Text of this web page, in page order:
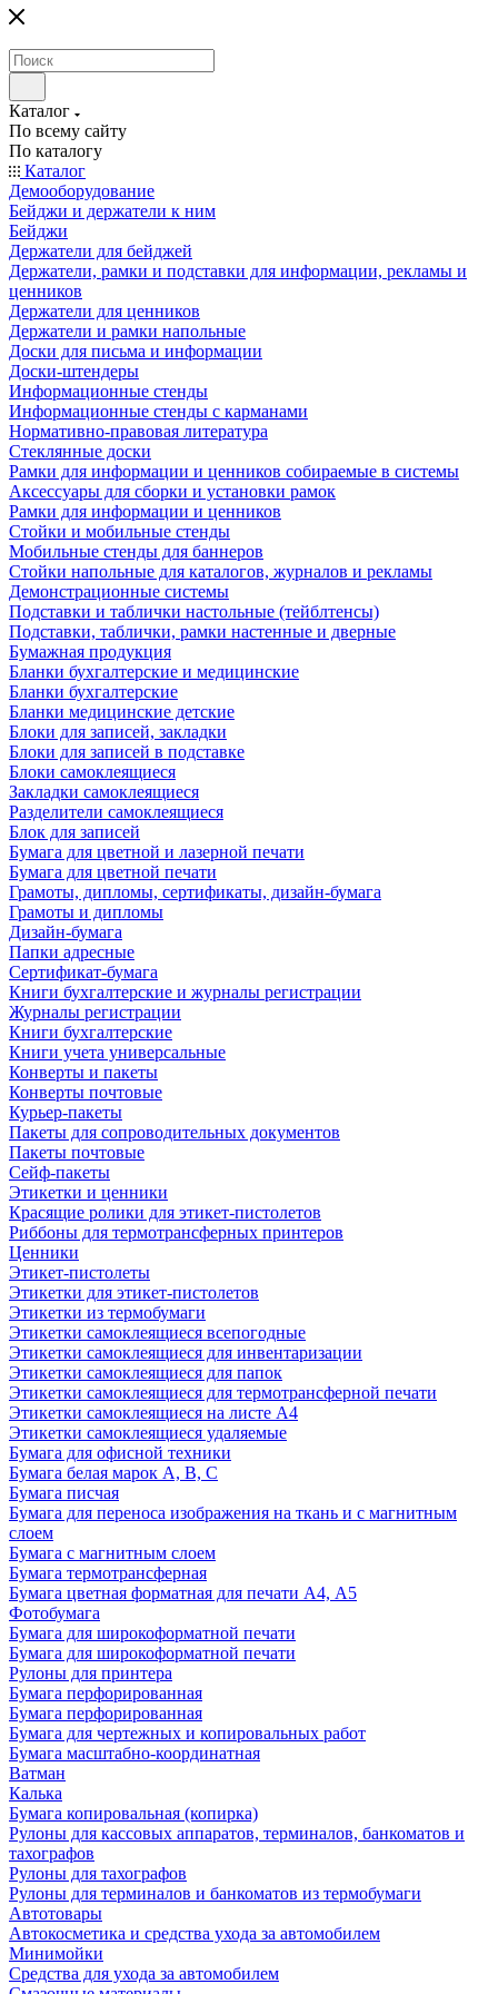
Каталог
По всему сайту
По каталогу
Каталог
Демооборудование
Бейджи и держатели к ним
Бейджи
Держатели для бейджей
Держатели, рамки и подставки для информации, рекламы и
ценников
Держатели для ценников
Держатели и рамки напольные
Доски для письма и информации
Доски-штендеры
Информационные стенды
Информационные стенды с карманами
Нормативно-правовая литература
Стеклянные доски
Рамки для информации и ценников собираемые в системы
Аксессуары для сборки и установки рамок
Рамки для информации и ценников
Стойки и мобильные стенды
Мобильные стенды для баннеров
Стойки напольные для каталогов, журналов и рекламы
Демонстрационные системы
Подставки и таблички настольные (тейблтенсы)
Подставки, таблички, рамки настенные и дверные
Бумажная продукция
Бланки бухгалтерские и медицинские
Бланки бухгалтерские
Бланки медицинские детские
Блоки для записей, закладки
Блоки для записей в подставке
Блоки самоклеящиеся
Закладки самоклеящиеся
Разделители самоклеящиеся
Блок для записей
Бумага для цветной и лазерной печати
Бумага для цветной печати
Грамоты, дипломы, сертификаты, дизайн-бумага
Грамоты и дипломы
Дизайн-бумага
Папки адресные
Сертификат-бумага
Книги бухгалтерские и журналы регистрации
Журналы регистрации
Книги бухгалтерские
Книги учета универсальные
Конверты и пакеты
Конверты почтовые
Курьер-пакеты
Пакеты для сопроводительных документов
Пакеты почтовые
Сейф-пакеты
Этикетки и ценники
Красящие ролики для этикет-пистолетов
Риббоны для термотрансферных принтеров
Ценники
Этикет-пистолеты
Этикетки для этикет-пистолетов
Этикетки из термобумаги
Этикетки самоклеящиеся всепогодные
Этикетки самоклеящиеся для инвентаризации
Этикетки самоклеящиеся для папок
Этикетки самоклеящиеся для термотрансферной печати
Этикетки самоклеящиеся на листе А4
Этикетки самоклеящиеся удаляемые
Бумага для офисной техники
Бумага белая марок А, В, С
Бумага писчая
Бумага для переноса изображения на ткань и с магнитным
слоем
Бумага с магнитным слоем
Бумага термотрансферная
Бумага цветная форматная для печати А4, А5
Фотобумага
Бумага для широкоформатной печати
Бумага для широкоформатной печати
Рулоны для принтера
Бумага перфорированная
Бумага перфорированная
Бумага для чертежных и копировальных работ
Бумага масштабно-координатная
Ватман
Калька
Бумага копировальная (копирка)
Рулоны для кассовых аппаратов, терминалов, банкоматов и
тахографов
Рулоны для тахографов
Рулоны для терминалов и банкоматов из термобумаги
Автотовары
Автокосметика и средства ухода за автомобилем
Минимойки
Средства для ухода за автомобилем